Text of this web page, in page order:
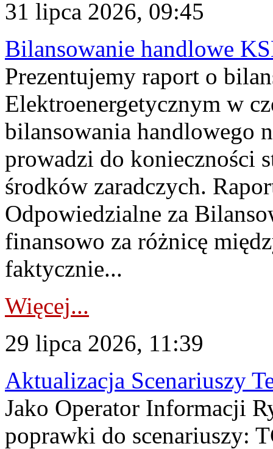
31 lipca 2026, 09:45
Bilansowanie handlowe
Prezentujemy raport o
Elektroenergetycznym w
bilansowania handlowego
prowadzi do konieczności
środków zaradczych.
Odpowiedzialne za
finansowo za różnicę
faktycznie...
Więcej...
29 lipca 2026, 11:39
Aktualizacja Scenariuszy
Jako Operator Informacji
poprawki do scenariuszy: